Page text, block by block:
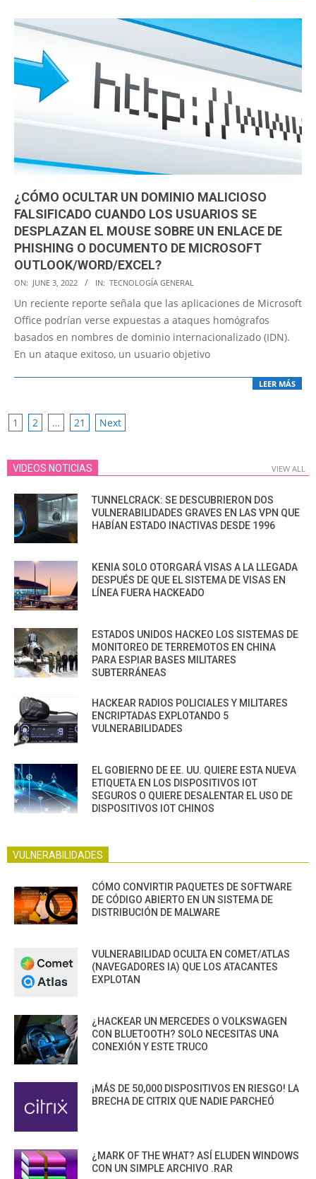
¿CÓMO OCULTAR UN DOMINIO MALICIOSO
FALSIFICADO CUANDO LOS USUARIOS SE
DESPLAZAN EL MOUSE SOBRE UN ENLACE DE
PHISHING O DOCUMENTO DE MICROSOFT
OUTLOOK/WORD/EXCEL?
2022-
06-
03
ON: JUNE 3, 2022 IN: TECNOLOGÍA GENERAL
Un reciente reporte señala que las aplicaciones de Microsoft
Office podrían verse expuestas a ataques homógrafos
basados en nombres de dominio internacionalizado (IDN).
En un ataque exitoso, un usuario objetivo
LEER MÁS
POSTS
1 2 … 21 Next
VIDEOS NOTICIAS VIEW ALL
TUNNELCRACK: SE DESCUBRIERON DOS
VULNERABILIDADES GRAVES EN LAS VPN QUE
HABÍAN ESTADO INACTIVAS DESDE 1996
KENIA SOLO OTORGARÁ VISAS A LA LLEGADA
DESPUÉS DE QUE EL SISTEMA DE VISAS EN
LÍNEA FUERA HACKEADO
ESTADOS UNIDOS HACKEO LOS SISTEMAS DE
MONITOREO DE TERREMOTOS EN CHINA
PARA ESPIAR BASES MILITARES
SUBTERRÁNEAS
HACKEAR RADIOS POLICIALES Y MILITARES
ENCRIPTADAS EXPLOTANDO 5
VULNERABILIDADES
EL GOBIERNO DE EE. UU. QUIERE ESTA NUEVA
ETIQUETA EN LOS DISPOSITIVOS IOT
SEGUROS O QUIERE DESALENTAR EL USO DE
DISPOSITIVOS IOT CHINOS
VULNERABILIDADES
CÓMO CONVIRTIR PAQUETES DE SOFTWARE
DE CÓDIGO ABIERTO EN UN SISTEMA DE
DISTRIBUCIÓN DE MALWARE
VULNERABILIDAD OCULTA EN COMET/ATLAS
(NAVEGADORES IA) QUE LOS ATACANTES
EXPLOTAN
¿HACKEAR UN MERCEDES O VOLKSWAGEN
CON BLUETOOTH? SOLO NECESITAS UNA
CONEXIÓN Y ESTE TRUCO
¡MÁS DE 50,000 DISPOSITIVOS EN RIESGO! LA
BRECHA DE CITRIX QUE NADIE PARCHEÓ
¿MARK OF THE WHAT? ASÍ ELUDEN WINDOWS
CON UN SIMPLE ARCHIVO .RAR